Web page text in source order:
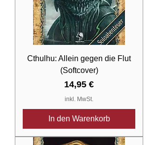
Cthulhu: Allein gegen die Flut
(Softcover)
Preis
14,95 €
inkl. MwSt.
In den Warenkorb